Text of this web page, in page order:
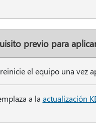
previo para
el equipo una vez
a la actualización